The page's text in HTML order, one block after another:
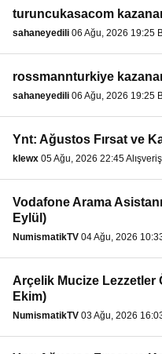
turuncukasacom
sahaneyedili 06 Ağu, 2026 19:25
rossmannturkiye
sahaneyedili 06 Ağu, 2026 19:25
Ynt: Ağustos Fırsat ve
klewx 05 Ağu, 2026 22:45
Vodafone Arama
Eylül)
NumismatikTV 04 Ağu, 2026
Arçelik Mucize Lezzetler
Ekim)
NumismatikTV 03 Ağu, 2026